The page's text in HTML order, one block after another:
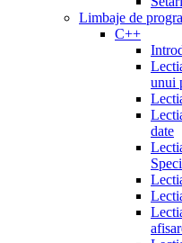
Limbaje de
C++
unui
date